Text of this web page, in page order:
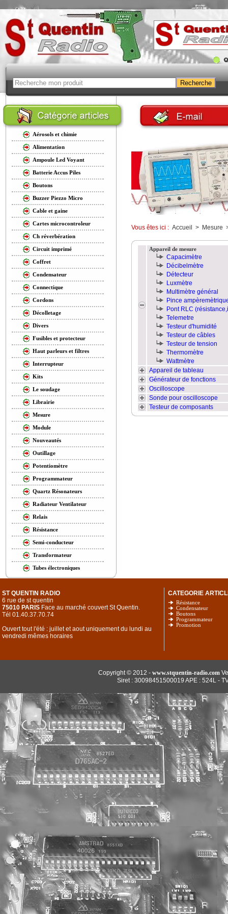
Aérosols et chimie
Alimentation
Ampoule Led Voyant
Batterie Accus Piles
Boutons
Buzzer Piezzo Micro
Cable et gaine
Cartes microcontroleur
Ch réverbération
Circuit imprimé
Coffret
Condensateur
Connectique
Cordons
Décolletage
Divers
Fusibles et protecteur
Haut parleurs et filtres
Interrupteur
Kits
Le soudage
Librairie
Mesure
Module
Nouveautés
Outillage
Potentiomètre
Programmateur
Quartz Résonateurs
Radiateur Ventilateur
Relais
Résistance
Semi-conducteur
Transformateur
Tubes électroniques
Vous êtes ici : Accueil > Mesure
Appareil de mesure
Capacimètre
Décibelmètre
Détecteur
Luxmètre
Multimètre général
Pince
Pont RLC
Telemetre
Testeur d'humidité
Testeur de câbles
Testeur de tension
Thermomètre
Wattmètre
Appareil de tableau
Générateur de fonctions
Oscilloscope
Sonde pour oscilloscope
Testeur de composants
ST QUENTIN RADIO
6 rue de st quentin
75010 PARIS Face au marché couvert St Quentin.
Tél 01.40.37.70.74
Ouvert tout l'été : juillet et aout uniquement du lundi au
vendredi mêmes horaires
CATEGORIE
Résistance
Condensateur
Boutons
Programmateur
Promotion
Copyright © 2012 - www.stquentin-radio.com
Siret : 30098451500019 APE : 524L -